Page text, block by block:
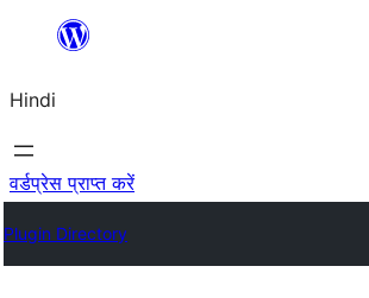
सामग्री
जाएं
Hindi
वर्डप्रेस प्राप्त करें
Plugin Directory